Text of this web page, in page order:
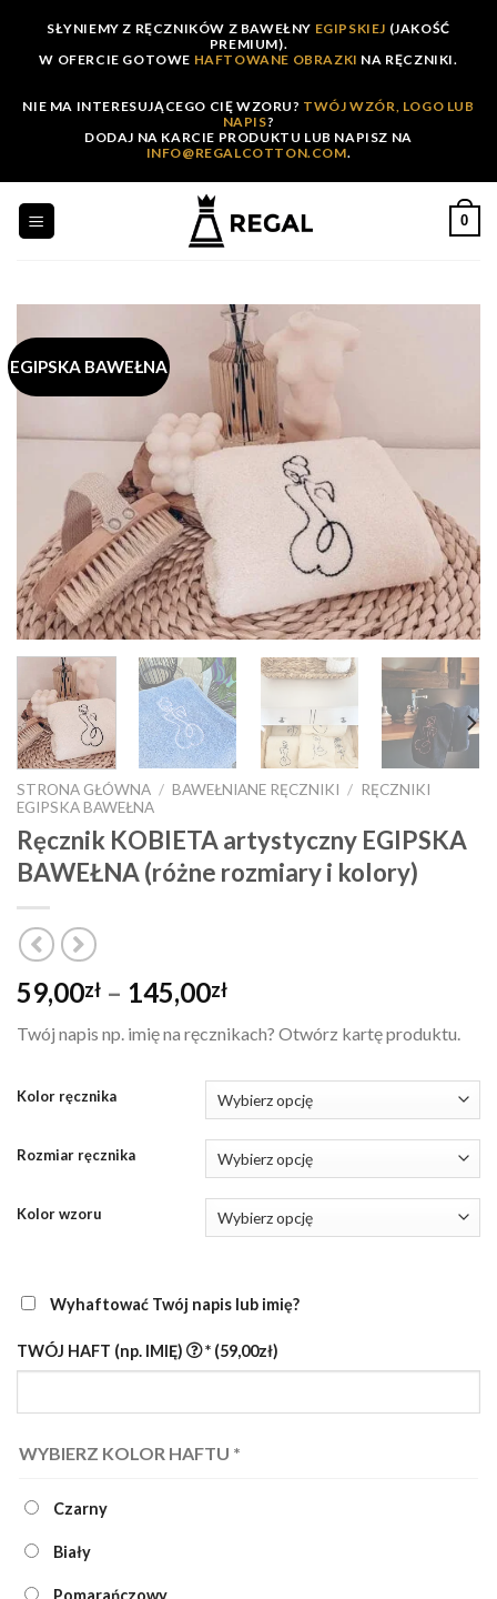
content
SŁYNIEMY Z RĘCZNIKÓW Z BAWEŁNY EGIPSKIEJ (JAKOŚĆ
PREMIUM).
W OFERCIE GOTOWE HAFTOWANE OBRAZKI NA RĘCZNIKI.
NIE MA INTERESUJĄCEGO CIĘ WZORU? TWÓJ WZÓR, LOGO LUB
NAPIS?
DODAJ NA KARCIE PRODUKTU LUB NAPISZ NA
INFO@REGALCOTTON.COM.
0
EGIPSKA BAWEŁNA
STRONA GŁÓWNA / BAWEŁNIANE RĘCZNIKI / RĘCZNIKI
EGIPSKA BAWEŁNA
Ręcznik KOBIETA artystyczny EGIPSKA
BAWEŁNA (różne rozmiary i kolory)
59,00zł – 145,00złZakres
od
do
145,00zł
Twój napis np. imię na ręcznikach? Otwórz kartę produktu.
Kolor ręcznika
Rozmiar ręcznika
Kolor wzoru
Wyhaftować Twój napis lub imię?
TWÓJ HAFT (np. IMIĘ) * (59,00zł)
WYBIERZ KOLOR HAFTU *
Czarny
Biały
Pomarańczowy